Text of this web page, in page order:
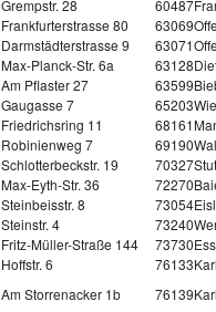
Grempstr. 28 60487
Frankfurterstrasse 80 63069
Darmstädterstrasse 9 63071
Max-Planck-Str. 6a 63128
Am Pflaster 27 63599
Gaugasse 7 65203
Friedrichsring 11 68161
Robinienweg 7 69190
Schlotterbeckstr. 19 70327
Max-Eyth-Str. 36 72270
Steinbeisstr. 8 73054
Steinstr. 4 73240
Fritz-Müller-Straße 144 73730
Hoffstr. 6 76133
Am Storrenacker 1b 76139